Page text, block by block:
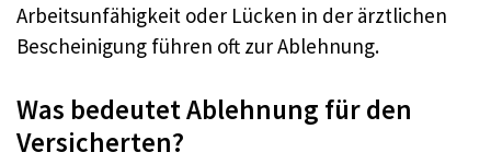
Arbeitsunfähigkeit oder Lücken in der ärztlichen
Bescheinigung führen oft zur Ablehnung.​
Was bedeutet Ablehnung für den
Versicherten?